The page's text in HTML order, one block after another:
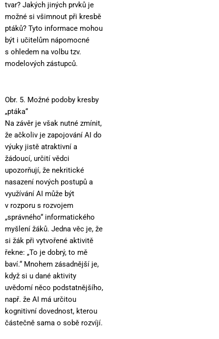
tvar? Jakých jiných prvků je
možné si všimnout při kresbě
ptáků? Tyto informace mohou
být i učitelům nápomocné
s ohledem na volbu tzv.
modelových zástupců.
Obr. 5. Možné podoby kresby
„ptáka“
Na závěr je však nutné zmínit,
že ačkoliv je zapojování AI do
výuky jistě atraktivní a
žádoucí, určití vědci
upozorňují, že nekritické
nasazení nových postupů a
využívání AI může být
v rozporu s rozvojem
„správného“ informatického
myšlení žáků. Jedna věc je, že
si žák při vytvořené aktivitě
řekne: „To je dobrý, to mě
baví.“ Mnohem zásadnější je,
když si u dané aktivity
uvědomí něco podstatnějšího,
např. že AI má určitou
kognitivní dovednost, kterou
částečně sama o sobě rozvíjí.